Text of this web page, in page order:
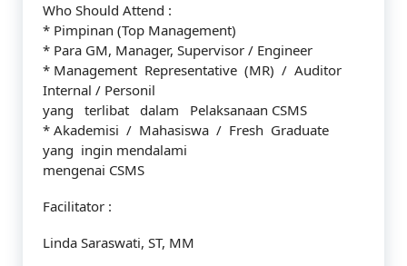
Who Should Attend :
* Pimpinan (Top Management)
* Para GM, Manager, Supervisor / Engineer
* Management Representative (MR) / Auditor
Internal / Personil
yang terlibat dalam Pelaksanaan CSMS
* Akademisi / Mahasiswa / Fresh Graduate
yang ingin mendalami
mengenai CSMS
Facilitator :
Linda Saraswati, ST, MM